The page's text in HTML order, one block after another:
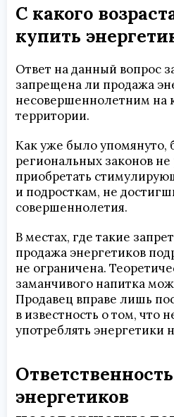
С какого
купить
Ответ на данный вопрос
запрещена ли продажа
несовершеннолетним на
территории.
Как уже было упомянуто,
региональных законов
приобретать
и подросткам, не
совершеннолетия.
В местах, где такие
продажа энергетиков
не ограничена.
заманчивого напитка
Продавец вправе лишь
в известность о том, что
употреблять энергетики
энергетиков